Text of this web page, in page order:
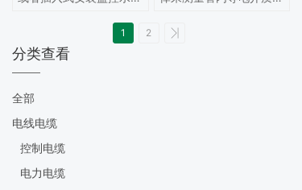
成电信号，在流速达到某
设定点时，热式流量开关
流量高于或者低于某一个
设定点时候触发输出报警
信号传递给机组，系统获
指示动作。避免或减少主
机“干烧”。
用单片机嵌入式技术，实
1 2
分类查看
全部
电线电缆
控制电缆
电力电缆